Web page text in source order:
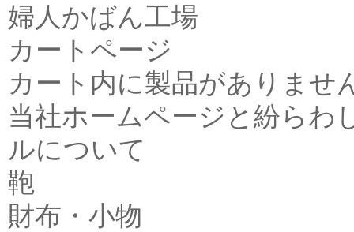
婦人かばん工場
カートページ
カート内に製品がありませ
当社ホームページと紛らわ
ルについて
鞄
財布・小物